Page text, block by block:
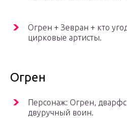
Огрен + Зевран + кто
цирковые артисты.
Огрен
Персонаж: Огрен,
двуручный воин.